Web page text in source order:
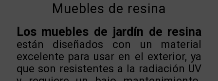
Muebles de resina
Los muebles de jardín de resina
están diseñados con un material
excelente para usar en el exterior, ya
que son resistentes a la radiación UV